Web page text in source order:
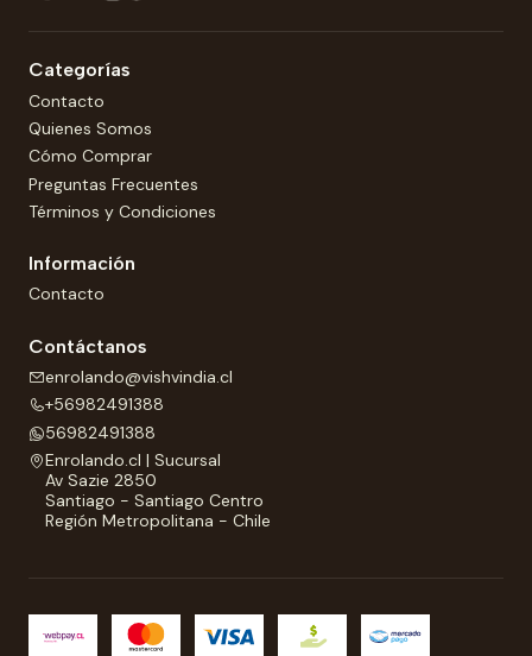
Categorías
Contacto
Quienes Somos
Cómo Comprar
Preguntas Frecuentes
Términos y Condiciones
Información
Contacto
Contáctanos
enrolando@vishvindia.cl
+56982491388
56982491388
Enrolando.cl | Sucursal
Av Sazie 2850
Santiago - Santiago Centro
Región Metropolitana - Chile